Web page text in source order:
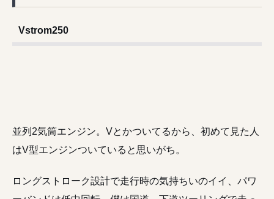
Vstrom250
並列2気筒エンジン。Vとかついてるから、初めて見た人
はV型エンジンついていると思いがち。
ロングストローク設計で走行時の気持ちいのイイ、パワ